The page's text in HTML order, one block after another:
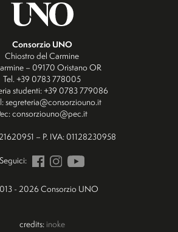
Consorzio UNO
Chiostro del Carmine
– 09170 Oristano OR
Tel. +39 0783 778005
studenti: +39 0783 779086
segreteria@consorziouno.it
consorziouno@pec.it
– P. IVA: 01128230958
Seguici:
- 2026 Consorzio UNO
credits: inoke